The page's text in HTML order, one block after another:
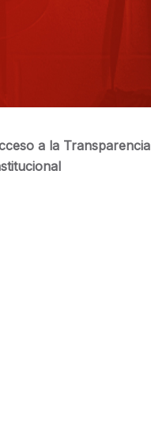
a la Transparencia